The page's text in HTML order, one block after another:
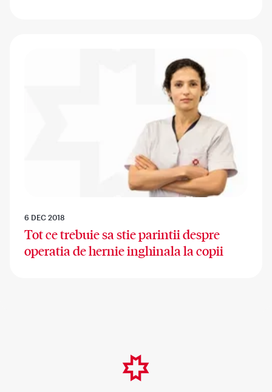
6 DEC 2018
Tot ce trebuie sa stie parintii despre
operatia de hernie inghinala la copii